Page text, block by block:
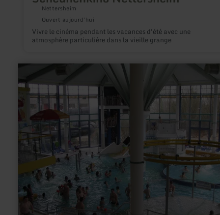
Nettersheim
Ouvert aujourd'hui
Vivre le cinéma pendant les vacances d'été avec une
atmosphère particulière dans la vieille grange
plus
sur
:
Aquaparc
Cascade
avec
espace
sauna